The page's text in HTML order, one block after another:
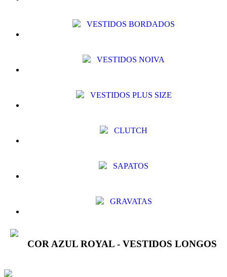
VESTIDOS BORDADOS
VESTIDOS NOIVA
VESTIDOS PLUS SIZE
CLUTCH
SAPATOS
GRAVATAS
COR AZUL ROYAL - VESTIDOS LONGOS